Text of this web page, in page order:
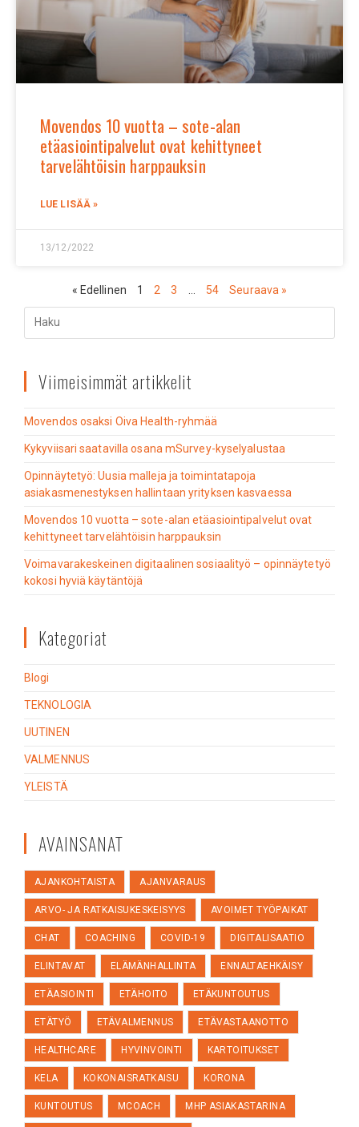
Movendos 10 vuotta – sote-alan
etäasiointipalvelut ovat kehittyneet
tarvelähtöisin harppauksin
LUE LISÄÄ »
13/12/2022
« Edellinen 1 2 3 54 Seuraava »
Viimeisimmät artikkelit
Movendos osaksi Oiva Health-ryhmää
Kykyviisari saatavilla osana mSurvey-kyselyalustaa
Opinnäytetyö: Uusia malleja ja toimintatapoja
asiakasmenestyksen hallintaan yrityksen kasvaessa
Movendos 10 vuotta – sote-alan etäasiointipalvelut ovat
kehittyneet tarvelähtöisin harppauksin
Voimavarakeskeinen digitaalinen sosiaalityö – opinnäytetyö
kokosi hyviä käytäntöjä
Kategoriat
Blogi
TEKNOLOGIA
UUTINEN
VALMENNUS
YLEISTÄ
AVAINSANAT
AJANKOHTAISTA AJANVARAUS
ARVO- JA RATKAISUKESKEISYYS AVOIMET TYÖPAIKAT
CHAT COACHING COVID-19 DIGITALISAATIO
ELINTAVAT ELÄMÄNHALLINTA ENNALTAEHKÄISY
ETÄASIOINTI ETÄHOITO ETÄKUNTOUTUS
ETÄTYÖ ETÄVALMENNUS ETÄVASTAANOTTO
HEALTHCARE HYVINVOINTI KARTOITUKSET
KELA KOKONAISRATKAISU KORONA
KUNTOUTUS MCOACH MHP ASIAKASTARINA